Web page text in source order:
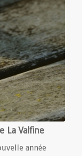
La Valfine
année